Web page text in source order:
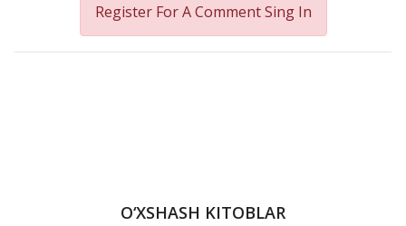
Register For A CommentSing In
O‘XSHASH KITOBLAR